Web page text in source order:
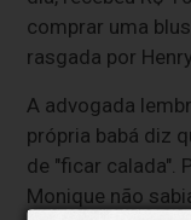
comprar uma
rasgada por
A advogada
própria babá diz
de "ficar calada".
Monique não